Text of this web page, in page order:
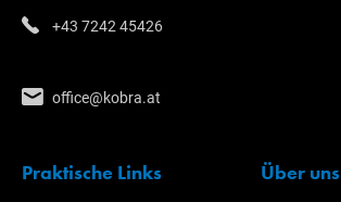
+43 7242 45426
office@kobra.at
Praktische Links Über uns